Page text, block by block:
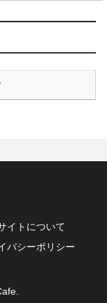
イトについて
バシーポリシー